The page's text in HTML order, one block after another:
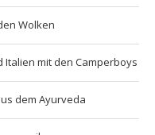
Wolken
mit den Camperboys
dem Ayurveda